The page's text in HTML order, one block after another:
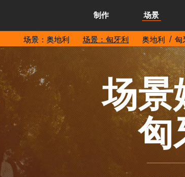
制作 场景
场景：奥地利 场景：匈牙利 奥地利 匈
场景
匈